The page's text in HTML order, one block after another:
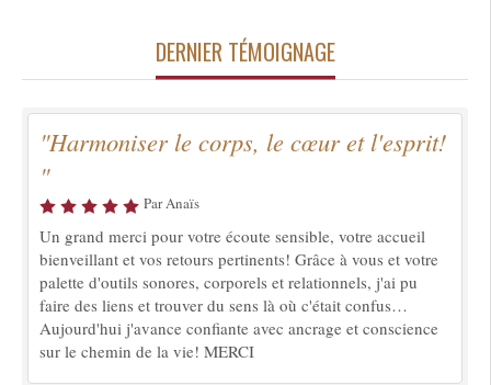
DERNIER TÉMOIGNAGE
"Harmoniser le corps, le cœur et l'esprit!
"
Par Anaïs
Un grand merci pour votre écoute sensible, votre accueil
bienveillant et vos retours pertinents! Grâce à vous et votre
palette d'outils sonores, corporels et relationnels, j'ai pu
faire des liens et trouver du sens là où c'était confus…
Aujourd'hui j'avance confiante avec ancrage et conscience
sur le chemin de la vie! MERCI